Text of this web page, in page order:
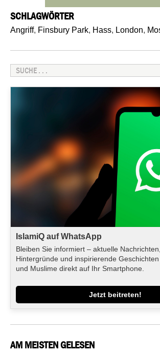
SCHLAGWÖRTER
Angriff, Finsbury Park, Hass, London,
IslamiQ auf WhatsApp
Bleiben Sie informiert – aktuelle
Hintergründe und inspirierende
und Muslime direkt auf Ihr Smartphone.
Jetzt beitreten!
AM MEISTEN GELESEN